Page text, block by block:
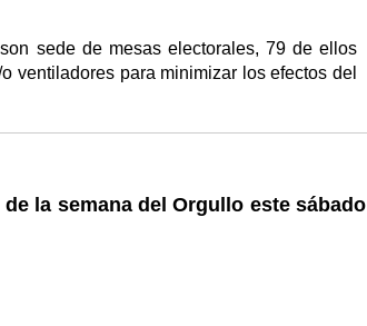
sede de mesas electorales, 79 de ellos
ventiladores para minimizar los efectos del
la semana del Orgullo este sábado